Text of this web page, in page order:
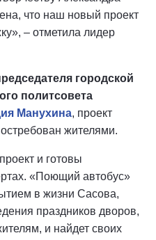
что наш новый проект
– отметила лидер
городской
политсовета
Манухина, проект
жителями.
и готовы
«Поющий автобус»
в жизни Сасова,
праздников дворов,
и найдет своих